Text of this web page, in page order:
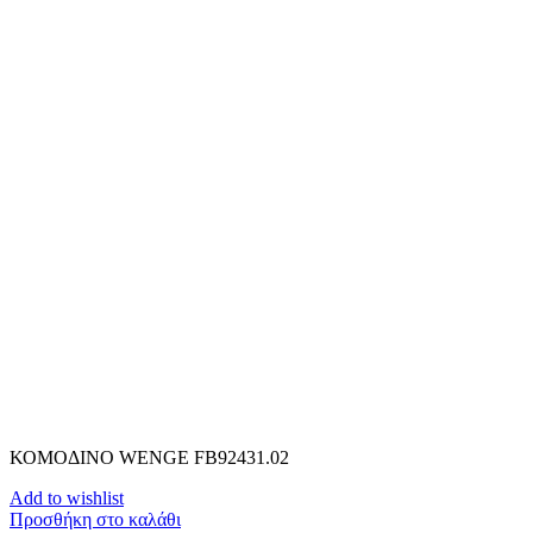
ΚΟΜΟΔΙΝΟ WENGE FB92431.02
Add to wishlist
Προσθήκη στο καλάθι